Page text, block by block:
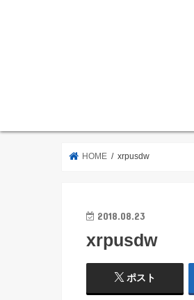
HOME xrpusdw
2018.08.23
xrpusdw
ポスト